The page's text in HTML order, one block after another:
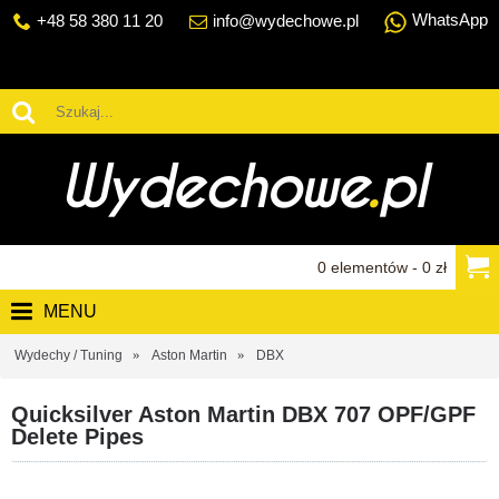
+48 58 380 11 20 info@wydechowe.pl WhatsApp
0 elementów - 0 zł
MENU
Wydechy / Tuning Aston Martin DBX
Quicksilver Aston Martin DBX 707 OPF/GPF
Delete Pipes